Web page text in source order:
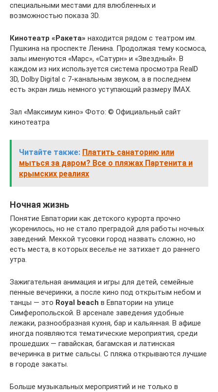
специальными местами для влюбленных и
возможностью показа 3D.
Кинотеатр «Ракета» находится рядом с театром им.
Пушкина на проспекте Ленина. Продолжая тему космоса,
залы именуются «Марс», «Сатурн» и «Звездный». В
каждом из них используется система просмотра RealD
3D, Dolby Digital с 7-канальным звуком, а в последнем
есть экран лишь немного уступающий размеру IMAX.
Зал «Максимум кино» Фото: © Официальный сайт
кинотеатра
Читайте также: Платить санаторию или
мыться за даром? Все о пляжах Партенита и
крымских реалиях
Ночная жизнь
Понятие Евпатории как детского курорта прочно
укоренилось, но не стало преградой для работы ночных
заведений. Меккой тусовки город назвать сложно, но
есть места, в которых веселье не затихает до раннего
утра.
Зажигательная анимация и игры для детей, семейные
пенные вечеринки, а после кино под открытым небом и
танцы — это Royal beach в Евпатории на улице
Симферопольской. В арсенале заведения удобные
лежаки, разнообразная кухня, бар и кальянная. В афише
иногда появляются тематические мероприятия, среди
прошедших — гавайская, багамская и латинская
вечеринка в ритме сальсы. С пляжа открываются лучшие
в городе закаты.
Больше музыкальных мероприятий и не только в